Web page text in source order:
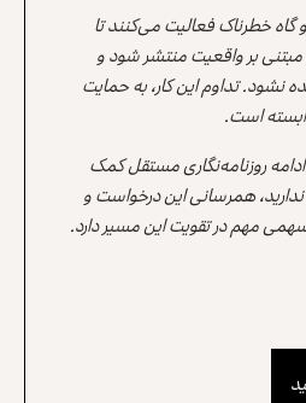
گاه خطرناک فعالیت می‌کنند تا
بر واقعیت منتشر شود و
نشود. تداوم این کار، به حمایت
است.
روزنامه‌نگاری مستقل کمک
همرسانی این درخواست و
مهم در تقویت این مسیر دارد.